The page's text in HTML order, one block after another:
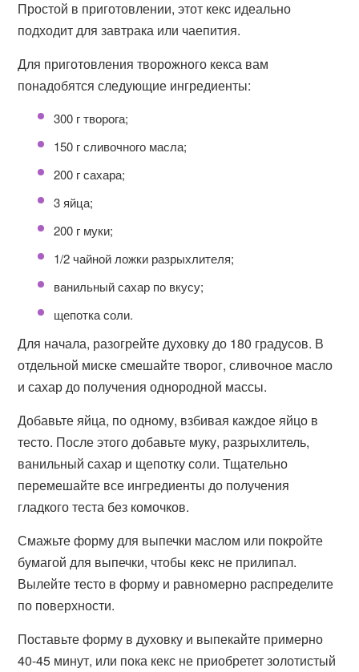
Простой в приготовлении, этот кекс идеально
подходит для завтрака или чаепития.
Для приготовления творожного кекса вам
понадобятся следующие ингредиенты:
300 г творога;
150 г сливочного масла;
200 г сахара;
3 яйца;
200 г муки;
1/2 чайной ложки разрыхлителя;
ванильный сахар по вкусу;
щепотка соли.
Для начала, разогрейте духовку до 180 градусов. В
отдельной миске смешайте творог, сливочное масло
и сахар до получения однородной массы.
Добавьте яйца, по одному, взбивая каждое яйцо в
тесто. После этого добавьте муку, разрыхлитель,
ванильный сахар и щепотку соли. Тщательно
перемешайте все ингредиенты до получения
гладкого теста без комочков.
Смажьте форму для выпечки маслом или покройте
бумагой для выпечки, чтобы кекс не прилипал.
Вылейте тесто в форму и равномерно распределите
по поверхности.
Поставьте форму в духовку и выпекайте примерно
40-45 минут, или пока кекс не приобретет золотистый